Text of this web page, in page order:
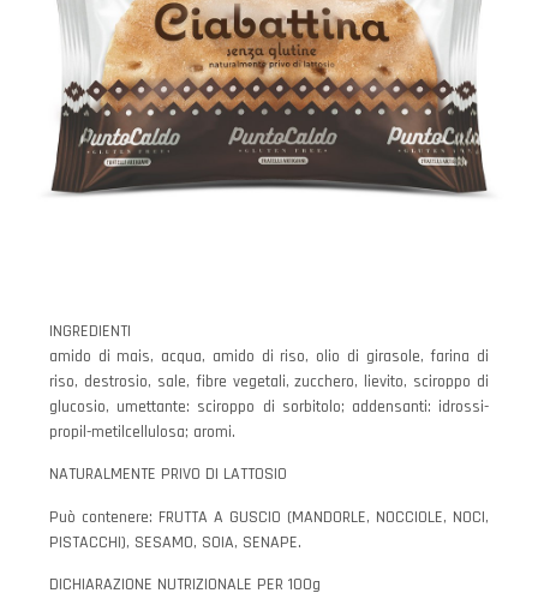
INGREDIENTI
amido di mais, acqua, amido di riso, olio di girasole, farina di
riso, destrosio, sale, fibre vegetali, zucchero, lievito, sciroppo di
glucosio, umettante: sciroppo di sorbitolo; addensanti: idrossi-
propil-metilcellulosa; aromi.
NATURALMENTE PRIVO DI LATTOSIO
Può contenere: FRUTTA A GUSCIO (MANDORLE, NOCCIOLE, NOCI,
PISTACCHI), SESAMO, SOIA, SENAPE.
DICHIARAZIONE NUTRIZIONALE PER 100g